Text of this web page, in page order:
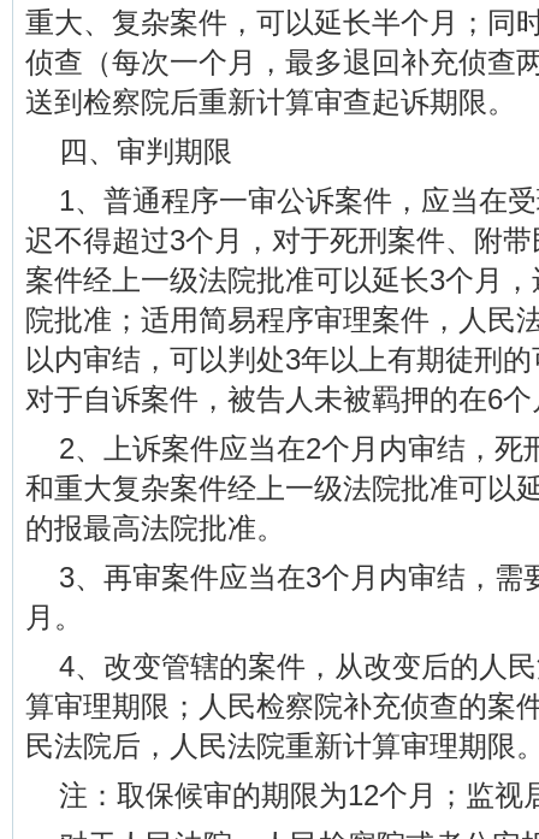
重大、复杂案件，可以延长半个月；同
侦查（每次一个月，最多退回补充侦查
送到检察院后重新计算审查起诉期限。
四、审判期限
1、普通程序一审公诉案件，应当在
迟不得超过3个月，对于死刑案件、附
案件经上一级法院批准可以延长3个月
院批准；适用简易程序审理案件，人民
以内审结，可以判处3年以上有期徒刑
对于自诉案件，被告人未被羁押的在6
2、上诉案件应当在2个月内审结，死
和重大复杂案件经上一级法院批准可以
的报最高法院批准。
3、再审案件应当在3个月内审结，需
月。
4、改变管辖的案件，从改变后的人
算审理期限；人民检察院补充侦查的案
民法院后，人民法院重新计算审理期限
注：取保候审的期限为12个月；监视